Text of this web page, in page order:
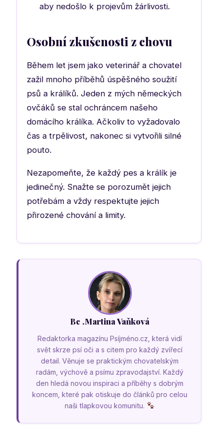
aby nedošlo k projevům žárlivosti.
Osobní zkušenosti z chovu
Během let jsem jako veterinář a chovatel
zažil mnoho příběhů úspěšného soužití
psů a králíků. Jeden z mých německých
ovčáků se stal ochráncem našeho
domácího králíka. Ačkoliv to vyžadovalo
čas a trpělivost, nakonec si vytvořili silné
pouto.
Nezapomeňte, že každý pes a králík je
jedinečný. Snažte se porozumět jejich
potřebám a vždy respektujte jejich
přirozené chování a limity.
Bc .Martina Vaňková
Redaktorka magazínu Psíjméno.cz, která vidí
svět skrze psí oči a s citem pro každý zvířecí
detail. Věnuje se praktickým chovatelským
radám, výchově a psímu zpravodajství. Každý
den hledá novou inspiraci a příběhy s dobrým
koncem, které pak otiskuje do článků pro celou
naši tlapkovou komunitu.